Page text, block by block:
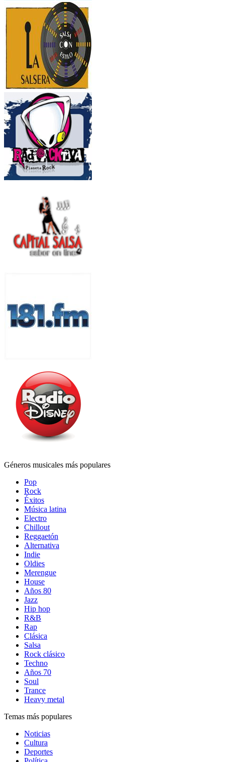
Géneros musicales más populares
Pop
Rock
Éxitos
Música latina
Electro
Chillout
Reggaetón
Alternativa
Indie
Oldies
Merengue
House
Años 80
Jazz
Hip hop
R&B
Rap
Clásica
Salsa
Rock clásico
Techno
Años 70
Soul
Trance
Heavy metal
Temas más populares
Noticias
Cultura
Deportes